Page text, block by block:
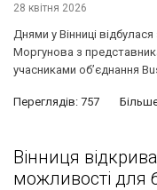
28 квітня 2026
Днями у Вінниці
Моргунова з
учасниками об’єднання
Переглядів: 757
Вінниця
можливості для